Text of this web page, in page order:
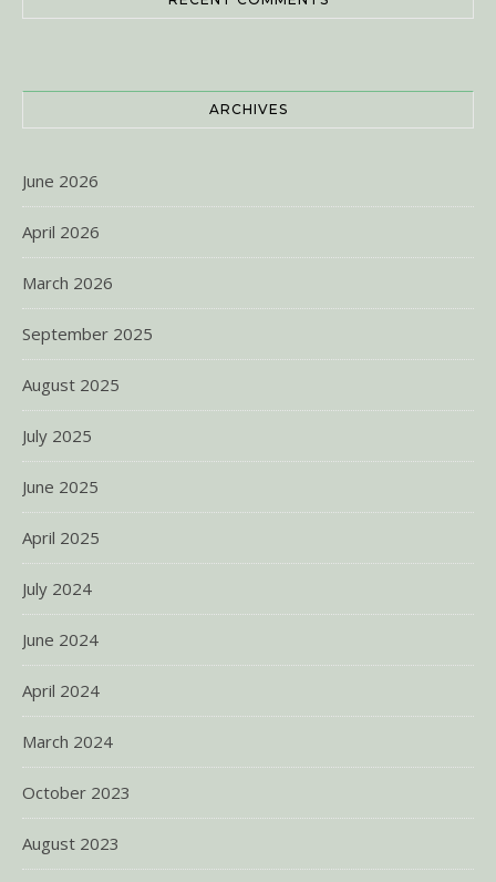
ARCHIVES
June 2026
April 2026
March 2026
September 2025
August 2025
July 2025
June 2025
April 2025
July 2024
June 2024
April 2024
March 2024
October 2023
August 2023